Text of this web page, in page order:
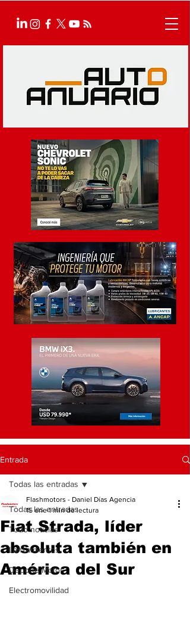
Entrada
Todas las entradas
Todo noticias
Lanzamientos
Deporte Motor
Electromovilidad
Todas las entradas
Fiat Strada, líder
absoluta también en
América del Sur
Flashmotors - Daniel Días Agencia
15 ene 1 min de lectura